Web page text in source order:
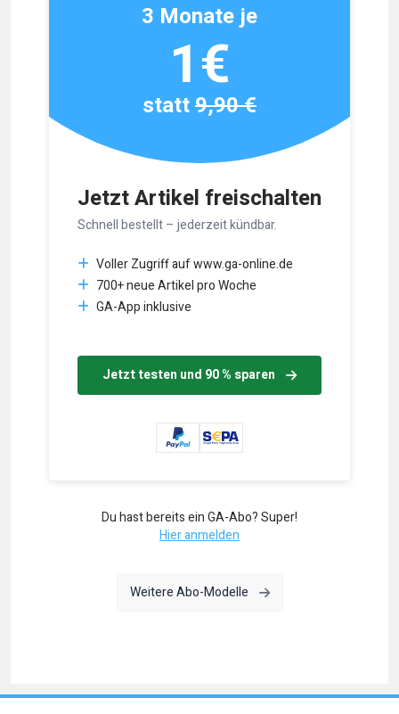
Jetzt Artikel freischalten
Schnell bestellt – jederzeit kündbar.
Voller Zugriff auf www.ga-online.de
700+ neue Artikel pro Woche
GA-App inklusive
Jetzt testen und 90 % sparen
3 Monate je
1€
statt9,90 €
Du hast bereits ein GA-Abo? Super!
Hier anmelden
Weitere Abo-Modelle